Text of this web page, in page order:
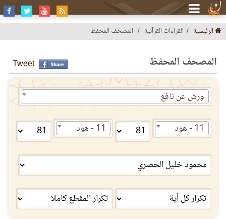
الرئيسية القراءات القرآنية المصحف المحفظ
المصحف المحفظ Tweet
ورش عن نافع
11 - هود 11 - هود